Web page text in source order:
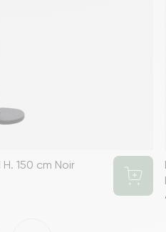
150 cm Noir